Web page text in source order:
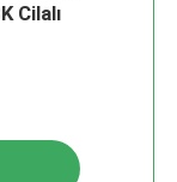
Cilalı